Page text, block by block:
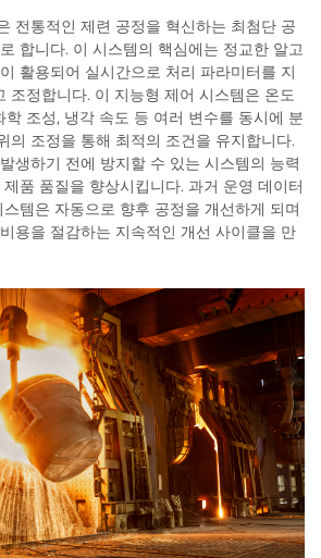
전통적인 제련 공정을 혁신하는 최첨단 공
합니다. 이 시스템의 핵심에는 정교한 알고
활용되어 실시간으로 처리 파라미터를 지
조정합니다. 이 지능형 제어 시스템은 온도
학 조성, 냉각 속도 등 여러 변수를 동시에 분
의 조정을 통해 최적의 조건을 유지합니다.
생하기 전에 방지할 수 있는 시스템의 능력
품 품질을 향상시킵니다. 과거 운영 데이터
템은 자동으로 향후 공정을 개선하게 되며
용을 절감하는 지속적인 개선 사이클을 만